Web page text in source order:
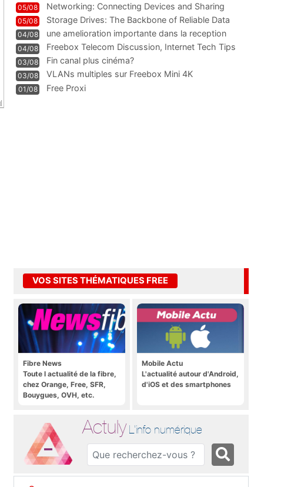
05/08
Networking: Connecting Devices and Sharing
Information
05/08
Storage Drives: The Backbone of Reliable Data
Management
04/08
une amelioration importante dans la reception
WIFI
04/08
Freebox Telecom Discussion, Internet Tech Tips
Communi
03/08 Fin canal plus cinéma?
03/08 VLANs multiples sur Freebox Mini 4K
01/08 Free Proxi
VOS SITES THÉMATIQUES FREE
Fibre News
Toute l actualité de la fibre,
chez Orange, Free, SFR,
Bouygues, OVH, etc.
Mobile Actu
L'actualité autour d'Android,
d'iOS et des smartphones
Actuly L'info numérique